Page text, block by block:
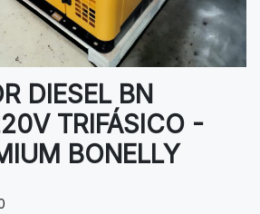
DIESEL BN
TRIFÁSICO -
BONELLY